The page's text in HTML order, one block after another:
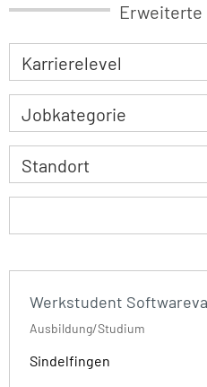
Erweiterte
Karrierelevel
Jobkategorie
Standort
Werkstudent
Ausbildung/Studium
Sindelfingen